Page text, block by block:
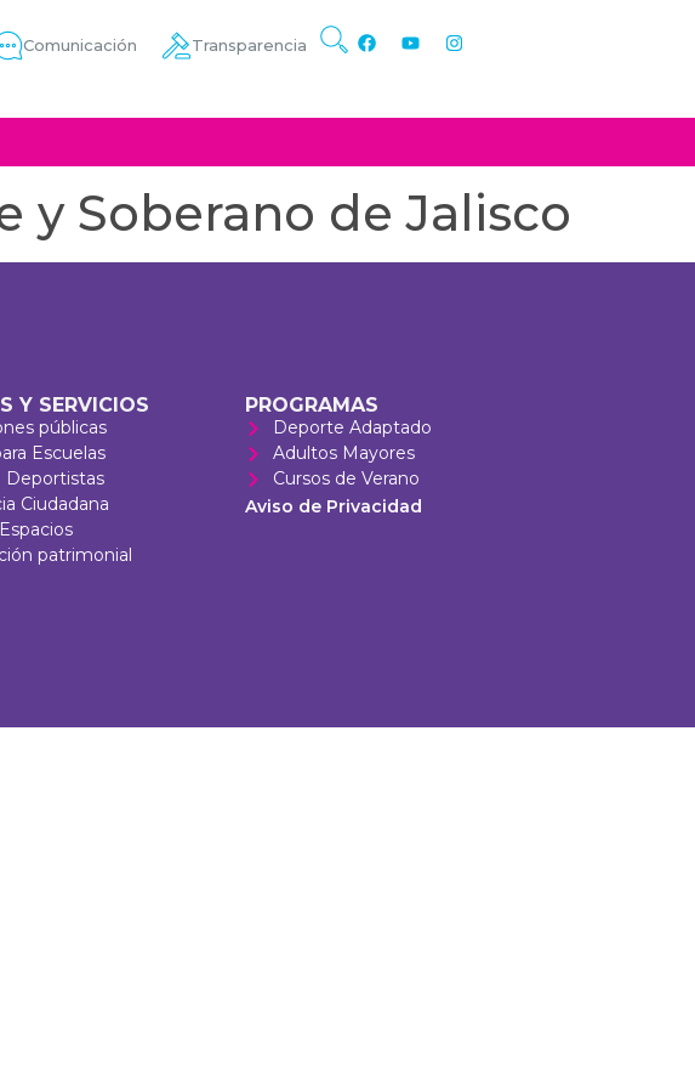
Comunicación Transparencia
y Soberano de Jalisco
Y SERVICIOS
públicas
Escuelas
Deportistas
Ciudadana
patrimonial
PROGRAMAS
Deporte Adaptado
Adultos Mayores
Cursos de Verano
Aviso de Privacidad